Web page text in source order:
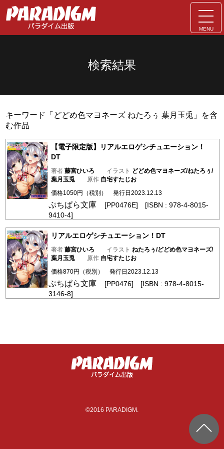
MENU
検索結果
キーワード「どどめ色マヨネーズ ねたろぅ 葉月玉兎」を含
む作品
【電子限定版】リアルエロゲシチュエーション！
DT
著者 藤宮ひいろ イラスト どどめ色マヨネーズ/ねたろぅ/
葉月玉兎
原作 自宅すたじお
価格1050円（税別） 発行日2023.12.13
ぷちぱら文庫 [PP0476E] [ISBN : 978-4-8015-
9410-4]
リアルエロゲシチュエーション！DT
著者 藤宮ひいろ イラスト ねたろぅ/どどめ色マヨネーズ/
葉月玉兎
原作 自宅すたじお
価格870円（税別） 発行日2023.12.13
ぷちぱら文庫 [PP0476] [ISBN : 978-4-8015-
3146-8]
©2016 PARADIGM.